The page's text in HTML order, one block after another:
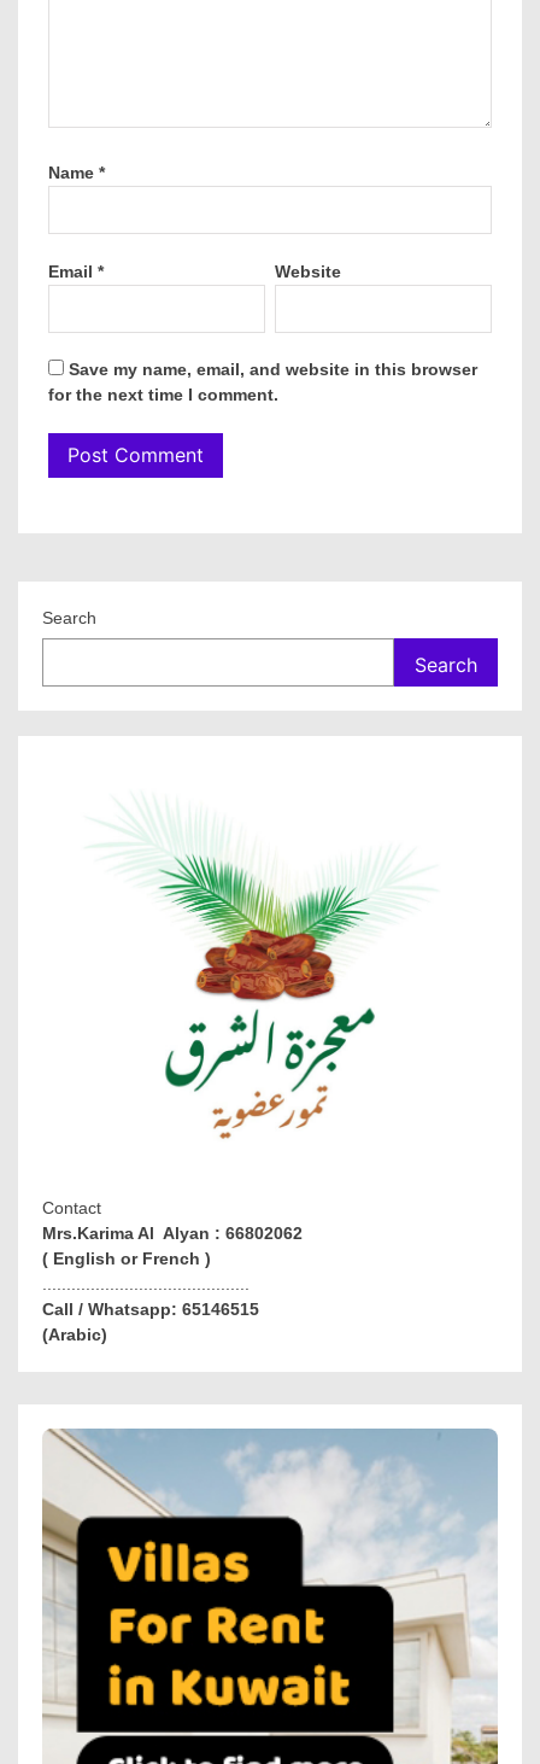
Name *
Email * Website
Save my name, email, and website in this browser
for the next time I comment.
Search
Search
Contact
Mrs.Karima Al Alyan : 66802062
( English or French )
...........................................
Call / Whatsapp: 65146515
(Arabic)